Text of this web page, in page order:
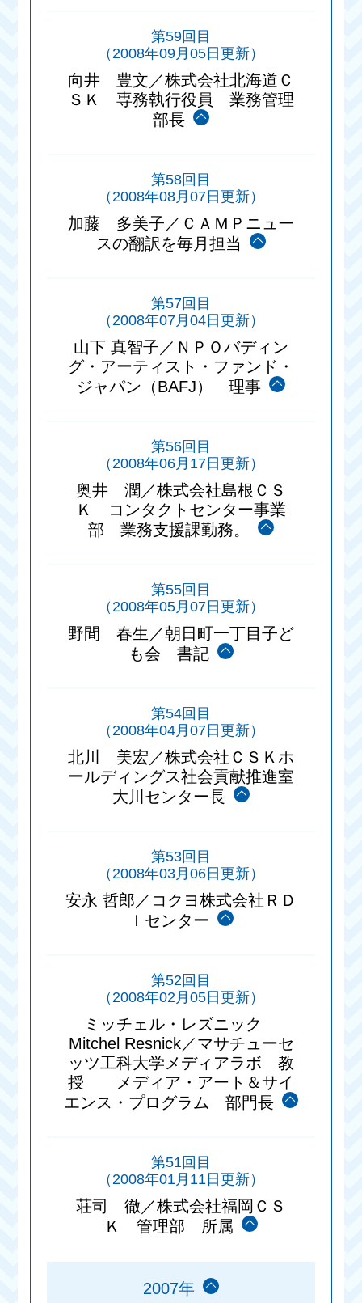
第59回目
（2008年09月05日更新）
向井 豊文／株式会社北海道Ｃ
ＳＫ 専務執行役員 業務管理
部長
第58回目
（2008年08月07日更新）
加藤 多美子／ＣＡＭＰニュー
スの翻訳を毎月担当
第57回目
（2008年07月04日更新）
山下 真智子／ＮＰＯバディン
グ・アーティスト・ファンド・
ジャパン（BAFJ） 理事
第56回目
（2008年06月17日更新）
奥井 潤／株式会社島根ＣＳ
Ｋ コンタクトセンター事業
部 業務支援課勤務。
第55回目
（2008年05月07日更新）
野間 春生／朝日町一丁目子ど
も会 書記
第54回目
（2008年04月07日更新）
北川 美宏／株式会社ＣＳＫホ
ールディングス社会貢献推進室
大川センター長
第53回目
（2008年03月06日更新）
安永 哲郎／コクヨ株式会社ＲＤ
Ｉセンター
第52回目
（2008年02月05日更新）
ミッチェル・レズニック
Mitchel Resnick／マサチューセ
ッツ工科大学メディアラボ 教
授 メディア・アート＆サイ
エンス・プログラム 部門長
第51回目
（2008年01月11日更新）
荘司 徹／株式会社福岡ＣＳ
Ｋ 管理部 所属
2007年